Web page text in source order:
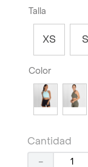
Talla
XS S
Color
Cantidad
－